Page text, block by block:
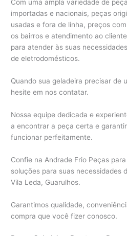
Com uma ampla variedade de
importadas e nacionais, peças
usadas e fora de linha, preços
os bairros e atendimento ao
para atender às suas
de eletrodomésticos.
Quando sua geladeira precisar de
hesite em nos contatar.
Nossa equipe dedicada e
a encontrar a peça certa e
funcionar perfeitamente.
Confie na Andrade Frio Peças
soluções para suas necessidades
Vila Leda, Guarulhos.
Garantimos qualidade,
compra que você fizer conosco.